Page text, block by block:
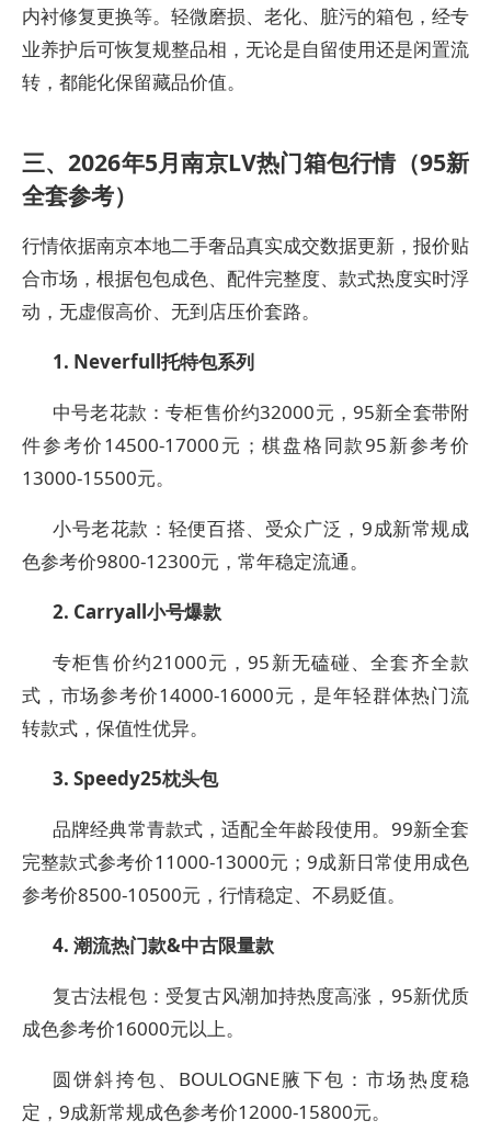
内衬修复更换等。轻微磨损、老化、脏污的箱包，经专
业养护后可恢复规整品相，无论是自留使用还是闲置流
转，都能化保留藏品价值。
三、2026年5月南京LV热门箱包行情（95新
全套参考）
行情依据南京本地二手奢品真实成交数据更新，报价贴
合市场，根据包包成色、配件完整度、款式热度实时浮
动，无虚假高价、无到店压价套路。
1. Neverfull托特包系列
中号老花款：专柜售价约32000元，95新全套带附
件参考价14500-17000元；棋盘格同款95新参考价
13000-15500元。
小号老花款：轻便百搭、受众广泛，9成新常规成
色参考价9800-12300元，常年稳定流通。
2. Carryall小号爆款
专柜售价约21000元，95新无磕碰、全套齐全款
式，市场参考价14000-16000元，是年轻群体热门流
转款式，保值性优异。
3. Speedy25枕头包
品牌经典常青款式，适配全年龄段使用。99新全套
完整款式参考价11000-13000元；9成新日常使用成色
参考价8500-10500元，行情稳定、不易贬值。
4. 潮流热门款&中古限量款
复古法棍包：受复古风潮加持热度高涨，95新优质
成色参考价16000元以上。
圆饼斜挎包、BOULOGNE腋下包：市场热度稳
定，9成新常规成色参考价12000-15800元。